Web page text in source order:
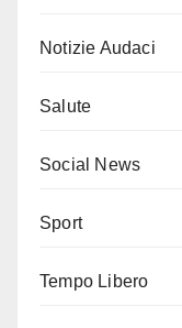
Notizie Audaci
Salute
Social News
Sport
Tempo Libero